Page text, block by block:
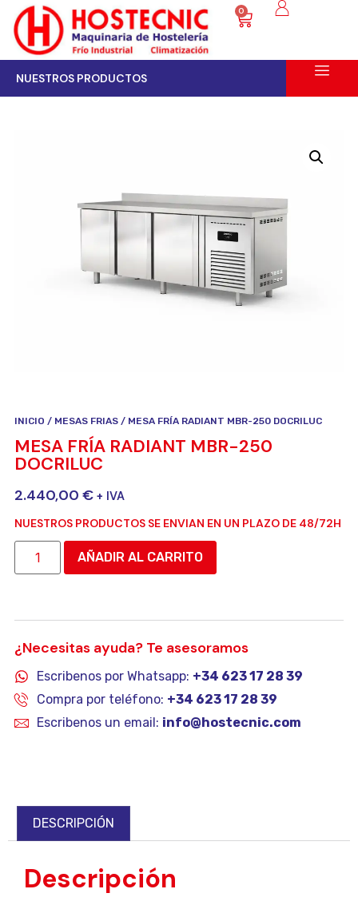
0
NUESTROS PRODUCTOS
INICIO / MESAS FRIAS / MESA FRÍA RADIANT MBR-250 DOCRILUC
MESA FRÍA RADIANT MBR-250
DOCRILUC
2.440,00 € + IVA
NUESTROS PRODUCTOS SE ENVIAN EN UN PLAZO DE 48/72H
AÑADIR AL CARRITO
¿Necesitas ayuda? Te asesoramos
Escribenos por Whatsapp: +34 623 17 28 39
Compra por teléfono: +34 623 17 28 39
Escribenos un email: info@hostecnic.com
DESCRIPCIÓN
Descripción